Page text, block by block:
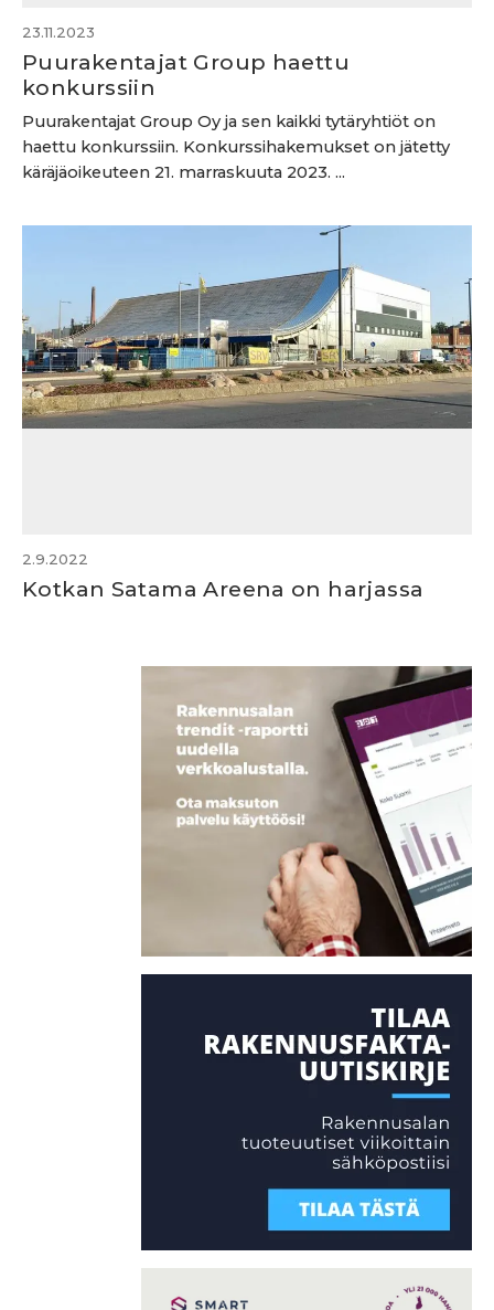
23.11.2023
Puurakentajat Group haettu
konkurssiin
Puurakentajat Group Oy ja sen kaikki tytäryhtiöt on
haettu konkurssiin. Konkurssihakemukset on jätetty
käräjäoikeuteen 21. marraskuuta 2023. ...
2.9.2022
Kotkan Satama Areena on harjassa